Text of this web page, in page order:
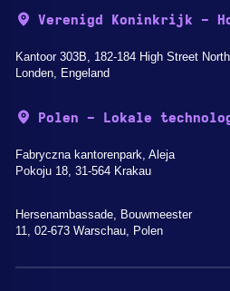
Verenigd Koninkrijk -
Kantoor 303B, 182-184 High Street
Londen, Engeland
Polen - Lokale
Fabryczna kantorenpark, Aleja
Pokoju 18, 31-564 Krakau
Hersenambassade, Bouwmeester
11, 02-673 Warschau, Polen